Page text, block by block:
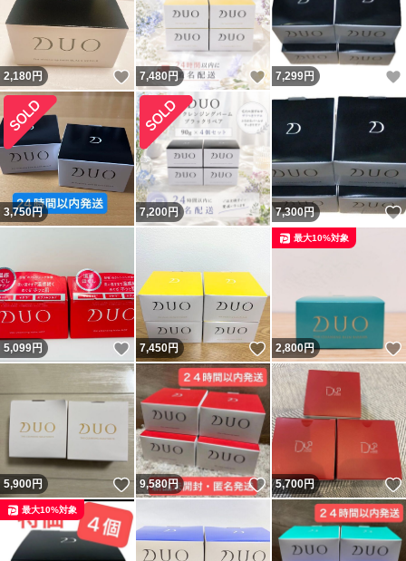
2,180円 いいね！
7,480円 いいね！
7,299円
3,750円 7,200 円 7,300円
5,099円 いいね！
7,450円 いいね！
2,800円
最大10%対象
5,900円 いいね！
9,580円 いいね！
5,700円
最大10%対象